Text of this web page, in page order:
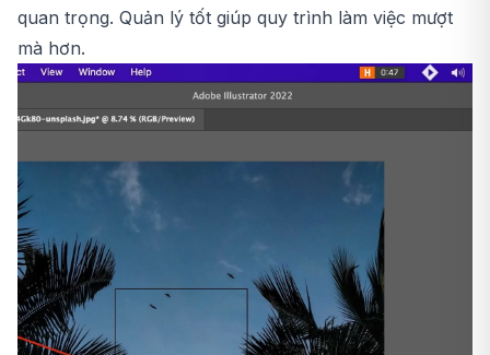
quan trọng. Quản lý tốt giúp quy trình làm việc mượt
mà hơn.